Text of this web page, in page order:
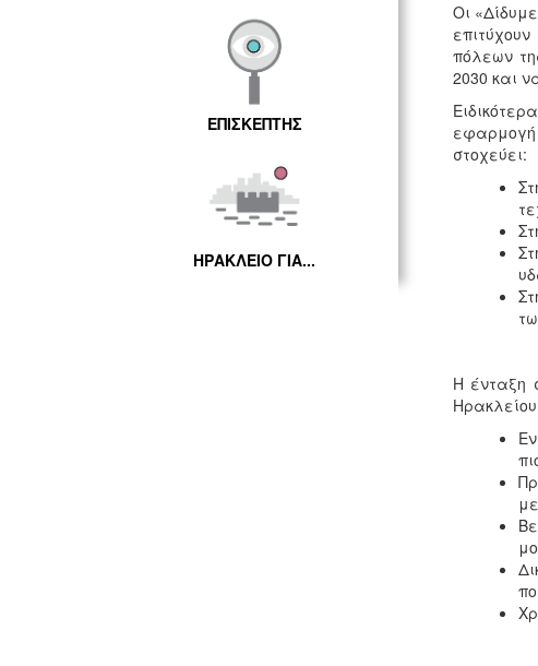
ΕΠΙΣΚΕΠΤΗΣ
ΗΡΑΚΛΕΙΟ ΓΙΑ...
Οι
πόλεων
2030 και
στοχεύει:
Η ένταξη